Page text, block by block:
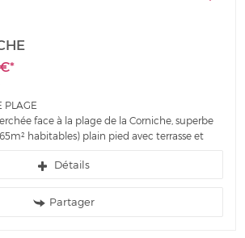
PLAGE
face à la plage de la Corniche, superbe
habitables) plain pied avec terrasse et
Détails
Partager